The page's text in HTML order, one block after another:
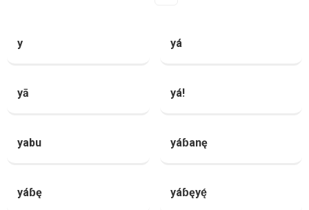
y yá
yā yá!
yabu yáɓanę
yáɓę yáɓęyę́